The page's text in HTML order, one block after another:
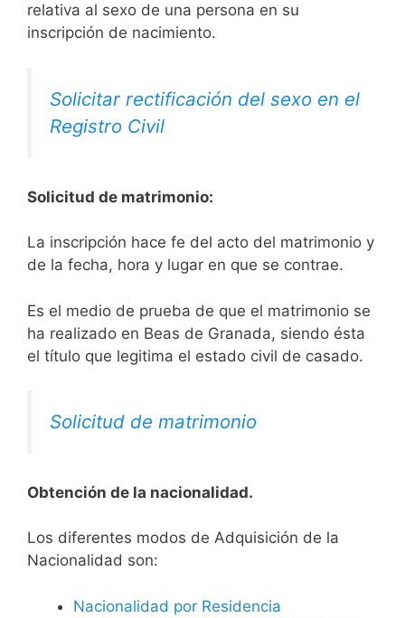
relativa al sexo de una persona en su
inscripción de nacimiento.
Solicitar rectificación del sexo en el
Registro Civil
Solicitud de matrimonio:
La inscripción hace fe del acto del matrimonio y
de la fecha, hora y lugar en que se contrae.
Es el medio de prueba de que el matrimonio se
ha realizado en Beas de Granada, siendo ésta
el título que legitima el estado civil de casado.
Solicitud de matrimonio
Obtención de la nacionalidad.
​​​Los diferentes modos de Adquisición de la
Nacionalidad son:
Nacionalidad por Residencia